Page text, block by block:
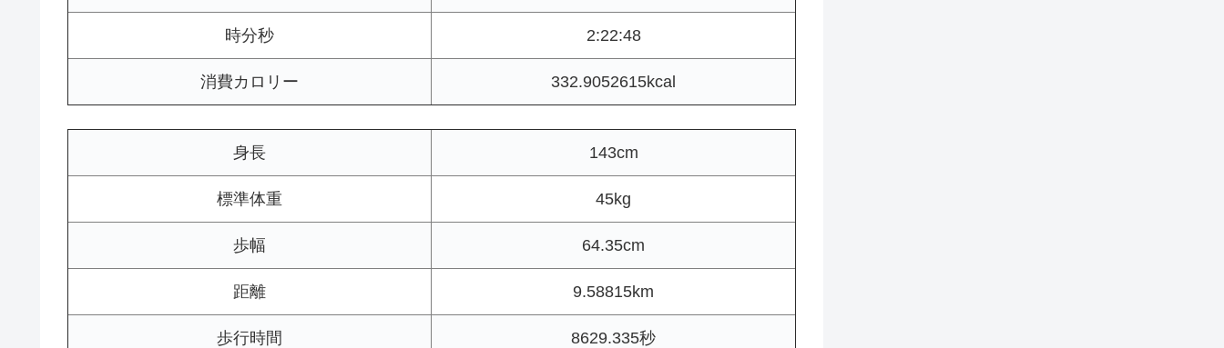
時分秒 2:22:48
消費カロリー 332.9052615kcal
身長 143cm
標準体重 45kg
歩幅 64.35cm
距離 9.58815km
歩行時間 8629.335秒